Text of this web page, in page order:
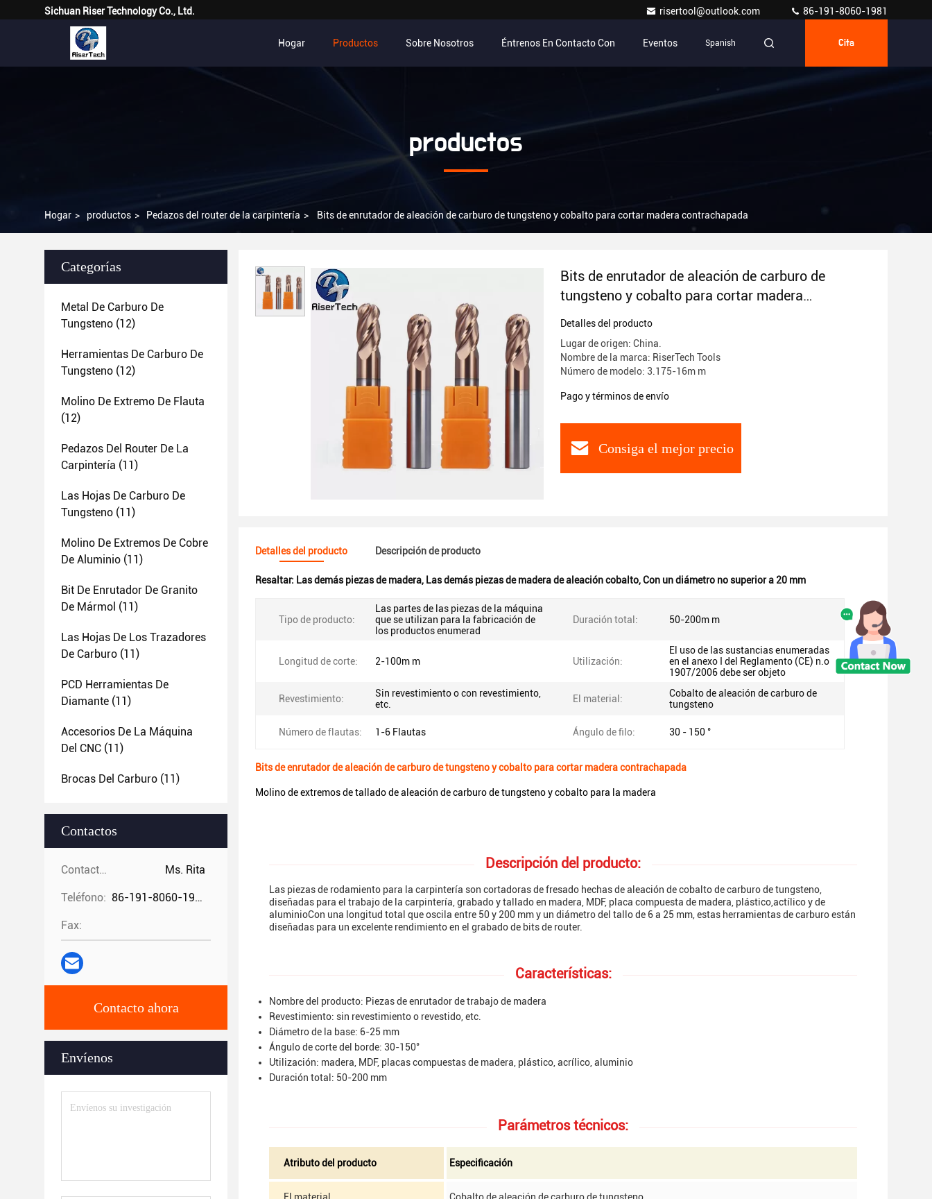
Sichuan Riser Technology Co., Ltd. risertool@outlook.com 86-191-8060-1981
Hogar Productos Sobre Nosotros Éntrenos En Contacto Con Eventos Spanish Cita
productos
Hogar > productos > Pedazos del router de la carpintería > Bits de enrutador de aleación de carburo de tungsteno y cobalto para cortar madera contrachapada
Categorías
Metal De Carburo De
Tungsteno (12)
Herramientas De Carburo De
Tungsteno (12)
Molino De Extremo De Flauta
(12)
Pedazos Del Router De La
Carpintería (11)
Las Hojas De Carburo De
Tungsteno (11)
Molino De Extremos De Cobre
De Aluminio (11)
Bit De Enrutador De Granito
De Mármol (11)
Las Hojas De Los Trazadores
De Carburo (11)
PCD Herramientas De
Diamante (11)
Accesorios De La Máquina
Del CNC (11)
Brocas Del Carburo (11)
Contactos
Contactos: Ms. Rita
Teléfono: 86-191-8060-1981
Fax:
Contacto ahora
Envíenos
Bits de enrutador de aleación de carburo de
tungsteno y cobalto para cortar madera
contrachapada
Detalles del producto
Lugar de origen: China.
Nombre de la marca: RiserTech Tools
Número de modelo: 3.175-16m m
Pago y términos de envío
Consiga el mejor precio
Detalles del producto Descripción de producto
Resaltar: Las demás piezas de madera, Las demás piezas de madera de aleación cobalto,Con un diámetro no superior a 20 mm
Tipo de producto:
Las partes de las piezas de la máquina
que se utilizan para la fabricación de
los productos enumerad
Duración total: 50-200m m
Longitud de corte: 2-100m m Utilización:
El uso de las sustancias enumeradas
en el anexo I del Reglamento (CE) n.o
1907/2006 debe ser objeto
Revestimiento:
Sin revestimiento o con revestimiento,
etc.
El material:
Cobalto de aleación de carburo de
tungsteno
Número de flautas: 1-6 Flautas Ángulo de filo: 30 - 150 °
Bits de enrutador de aleación de carburo de tungsteno y cobalto para cortar madera contrachapada
Molino de extremos de tallado de aleación de carburo de tungsteno y cobalto para la madera
Descripción del producto:
Las piezas de rodamiento para la carpintería son cortadoras de fresado hechas de aleación de cobalto de carburo de tungsteno,
diseñadas para el trabajo de la carpintería, grabado y tallado en madera, MDF, placa compuesta de madera, plástico,actílico y de
aluminioCon una longitud total que oscila entre 50 y 200 mm y un diámetro del tallo de 6 a 25 mm, estas herramientas de carburo están
diseñadas para un excelente rendimiento en el grabado de bits de router.
Características:
Nombre del producto: Piezas de enrutador de trabajo de madera
Revestimiento: sin revestimiento o revestido, etc.
Diámetro de la base: 6-25 mm
Ángulo de corte del borde: 30-150°
Utilización: madera, MDF, placas compuestas de madera, plástico, acrílico, aluminio
Duración total: 50-200 mm
Parámetros técnicos:
Atributo del producto Especificación